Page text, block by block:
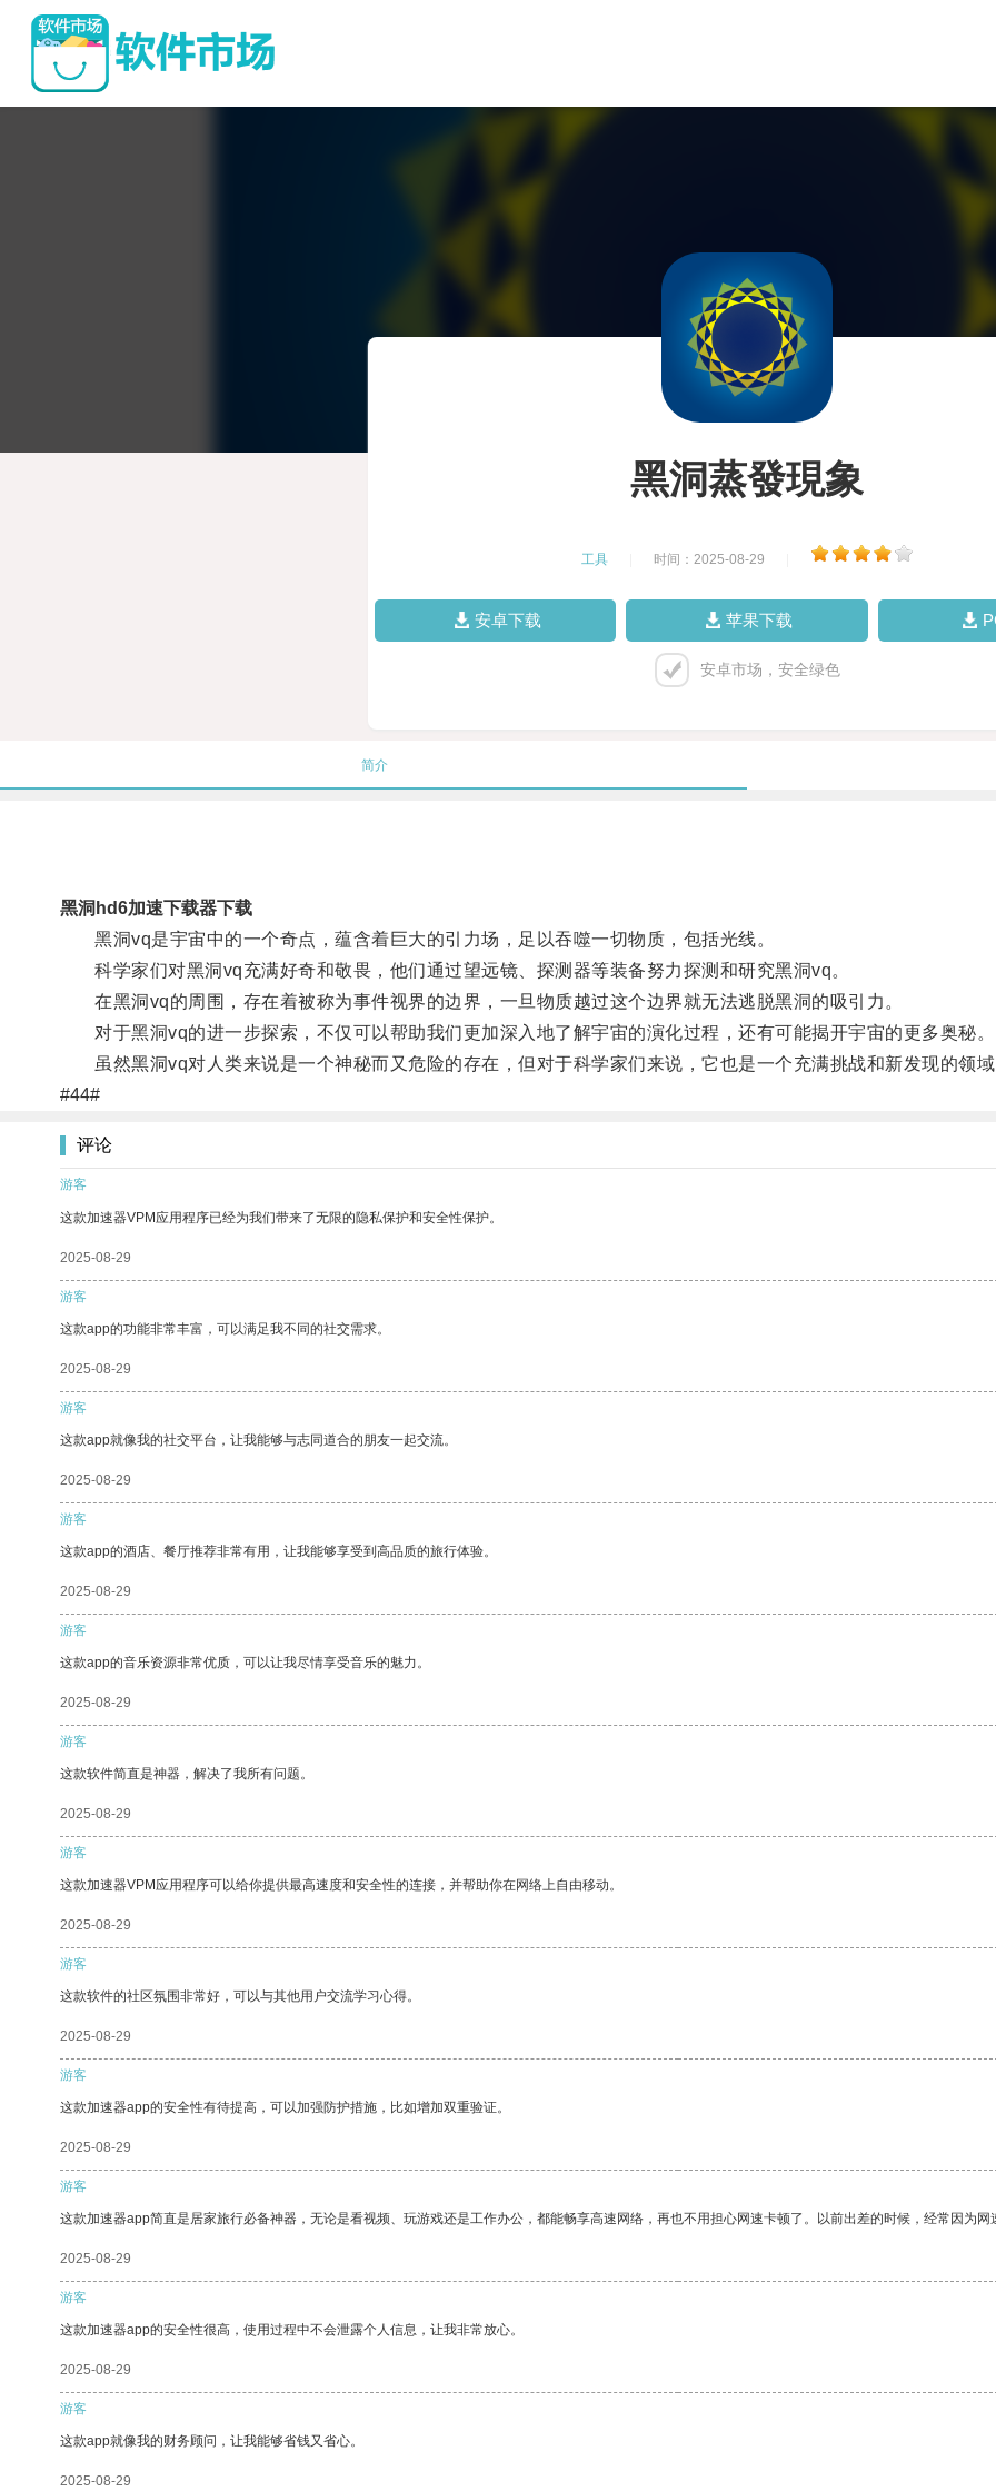
黑洞蒸發現象
工具 时间：2025-08-29
安卓下载 苹果下载
安卓市场，安全绿色
简介
黑洞hd6加速下载器下载
黑洞vq是宇宙中的一个奇点，蕴含着巨大的引力场，足以吞噬一切物质，包括光线。
科学家们对黑洞vq充满好奇和敬畏，他们通过望远镜、探测器等装备努力探测和研究黑洞vq。
在黑洞vq的周围，存在着被称为事件视界的边界，一旦物质越过这个边界就无法逃脱黑洞的吸引力。
对于黑洞vq的进一步探索，不仅可以帮助我们更加深入地了解宇宙的演化过程，还有可能揭开宇宙的更多奥秘。
虽然黑洞vq对人类来说是一个神秘而又危险的存在，但对于科学家们来说，它也是一个充满挑战和新发现的领域
#44#
评论
游客
这款加速器VPM应用程序已经为我们带来了无限的隐私保护和安全性保护。
2025-08-29
游客
这款app的功能非常丰富，可以满足我不同的社交需求。
2025-08-29
游客
这款app就像我的社交平台，让我能够与志同道合的朋友一起交流。
2025-08-29
游客
这款app的酒店、餐厅推荐非常有用，让我能够享受到高品质的旅行体验。
2025-08-29
游客
这款app的音乐资源非常优质，可以让我尽情享受音乐的魅力。
2025-08-29
游客
这款软件简直是神器，解决了我所有问题。
2025-08-29
游客
这款加速器VPM应用程序可以给你提供最高速度和安全性的连接，并帮助你在网络上自由移动。
2025-08-29
游客
这款软件的社区氛围非常好，可以与其他用户交流学习心得。
2025-08-29
游客
这款加速器app的安全性有待提高，可以加强防护措施，比如增加双重验证。
2025-08-29
游客
这款加速器app简直是居家旅行必备神器，无论是看视频、玩游戏还是工作办公，都能畅享高速网络，再也不用担心网速卡顿了。以前出差的时候，经常因为
2025-08-29
游客
这款加速器app的安全性很高，使用过程中不会泄露个人信息，让我非常放心。
2025-08-29
游客
这款app就像我的财务顾问，让我能够省钱又省心。
2025-08-29